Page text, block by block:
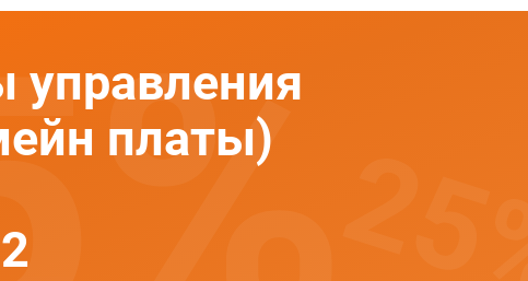
управления
платы)